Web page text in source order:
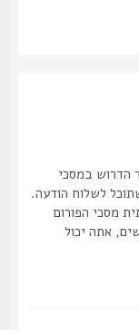
במסכי
לשלוח הודעה.
הפורום
יכול